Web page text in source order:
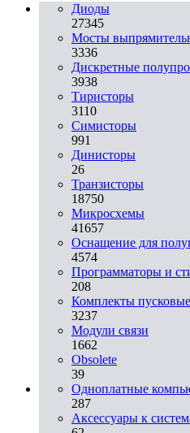
Диоды
27345
Мосты
3336
Дискретные
3938
Тиристоры
3110
Симисторы
991
Динисторы
26
Транзисторы
18750
Микросхемы
41657
Оснащение для
4574
Программаторы и
208
Комплекты пусковые
3237
Модули связи
1662
Obsolete
39
Одноплатные
287
Аксессуары к